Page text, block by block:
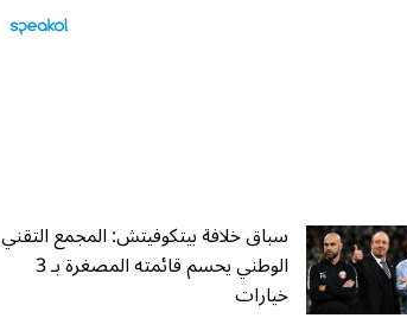
سباق خلافة بيتكوفيتش: المجمع التقني
الوطني يحسم قائمته المصغرة بـ 3
خيارات